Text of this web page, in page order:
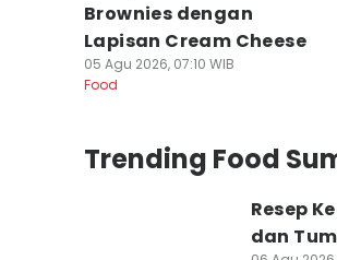
Brownies dengan
Lapisan Cream Cheese
05 Agu 2026, 07:10 WIB
Food
Trending Food
Resep
dan